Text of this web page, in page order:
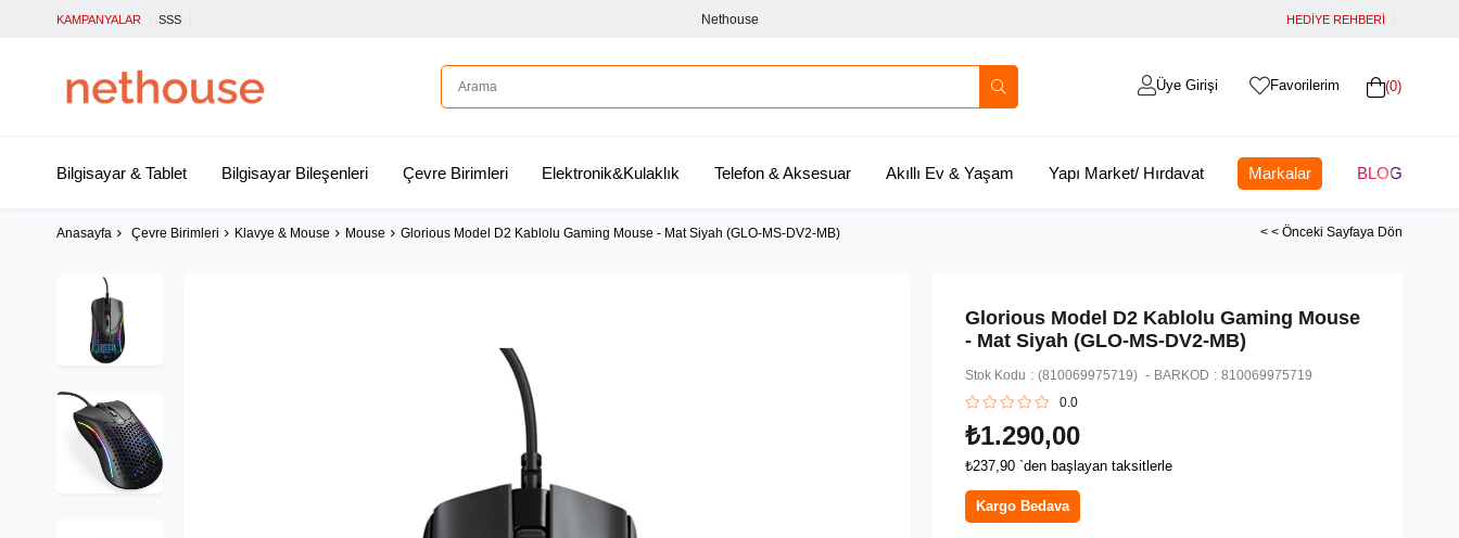
KAMPANYALAR SSS Nethouse HEDİYE REHBERİ
0
Favorilerim
Üye Girişi
Bilgisayar & Tablet Bilgisayar Bileşenleri Çevre Birimleri Elektronik&Kulaklık Telefon & Aksesuar Akıllı Ev & Yaşam Yapı Market/ Hırdavat Markalar BLOG
Anasayfa Çevre Birimleri Klavye & Mouse Mouse Glorious Model D2 Kablolu Gaming Mouse - Mat Siyah (GLO-MS-DV2-MB) < < Önceki Sayfaya Dön
Glorious Model D2 Kablolu Gaming Mouse
- Mat Siyah (GLO-MS-DV2-MB)
Stok Kodu (810069975719) BARKOD : 810069975719
0.0
₺1.290,00
₺237,90 `den başlayan taksitlerle
Kargo Bedava